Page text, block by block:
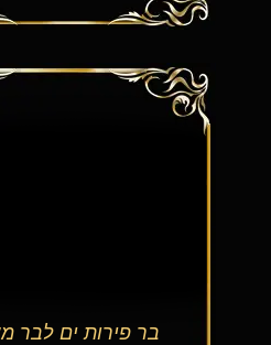
בר פירות ים לבר מצווה